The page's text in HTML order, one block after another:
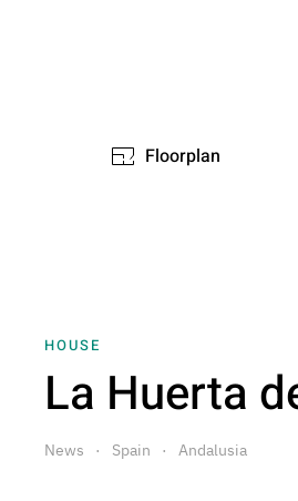
Floorplan
HOUSE
La Huerta
News Spain Andalusia